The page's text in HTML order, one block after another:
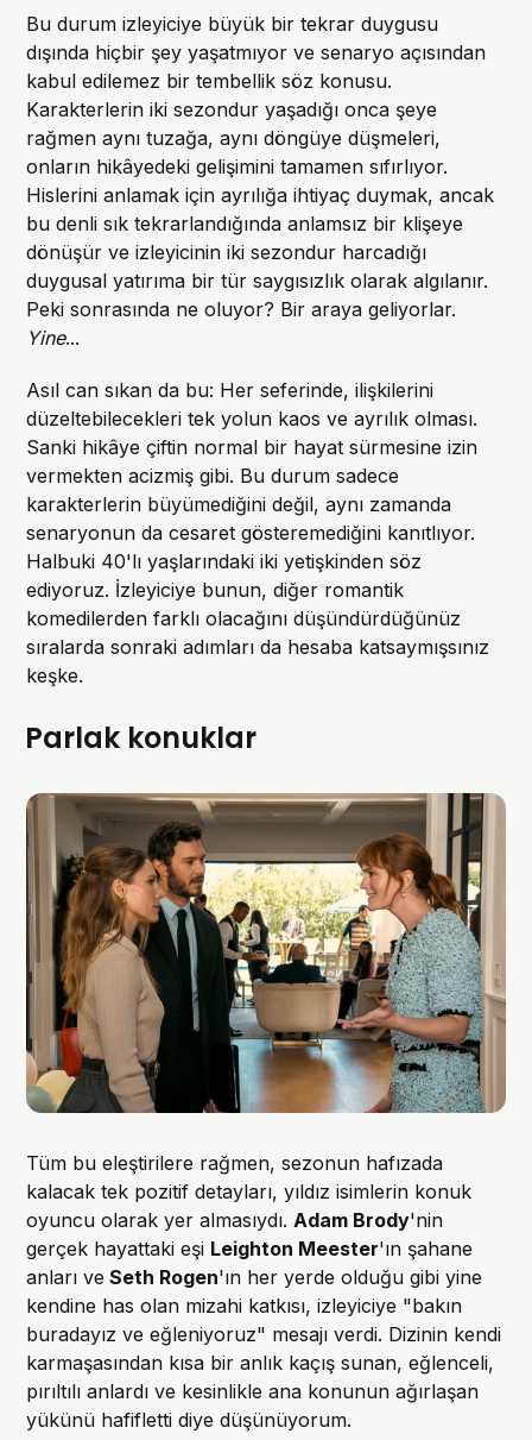
Bu durum izleyiciye büyük bir tekrar duygusu
dışında hiçbir şey yaşatmıyor ve senaryo açısından
kabul edilemez bir tembellik söz konusu.
Karakterlerin iki sezondur yaşadığı onca şeye
rağmen aynı tuzağa, aynı döngüye düşmeleri,
onların hikâyedeki gelişimini tamamen sıfırlıyor.
Hislerini anlamak için ayrılığa ihtiyaç duymak, ancak
bu denli sık tekrarlandığında anlamsız bir klişeye
dönüşür ve izleyicinin iki sezondur harcadığı
duygusal yatırıma bir tür saygısızlık olarak algılanır.
Peki sonrasında ne oluyor? Bir araya geliyorlar.
Yine...
Asıl can sıkan da bu: Her seferinde, ilişkilerini
düzeltebilecekleri tek yolun kaos ve ayrılık olması.
Sanki hikâye çiftin normal bir hayat sürmesine izin
vermekten acizmiş gibi. Bu durum sadece
karakterlerin büyümediğini değil, aynı zamanda
senaryonun da cesaret gösteremediğini kanıtlıyor.
Halbuki 40'lı yaşlarındaki iki yetişkinden söz
ediyoruz. İzleyiciye bunun, diğer romantik
komedilerden farklı olacağını düşündürdüğünüz
sıralarda sonraki adımları da hesaba katsaymışsınız
keşke.
Parlak konuklar
Tüm bu eleştirilere rağmen, sezonun hafızada
kalacak tek pozitif detayları, yıldız isimlerin konuk
oyuncu olarak yer almasıydı.Adam Brody'nin
gerçek hayattaki eşi Leighton Meester'ın şahane
anları ve Seth Rogen'ın her yerde olduğu gibi yine
kendine has olan mizahi katkısı, izleyiciye "bakın
buradayız ve eğleniyoruz" mesajı verdi. Dizinin kendi
karmaşasından kısa bir anlık kaçış sunan, eğlenceli,
pırıltılı anlardı ve kesinlikle ana konunun ağırlaşan
yükünü hafifletti diye düşünüyorum.